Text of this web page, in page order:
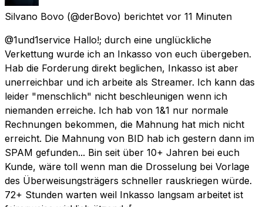
Silvano Bovo (@derBovo) berichtet vor 11 Minuten
@1und1service Hallo!; durch eine unglückliche
Verkettung wurde ich an Inkasso von euch übergeben.
Hab die Forderung direkt beglichen, Inkasso ist aber
unerreichbar und ich arbeite als Streamer. Ich kann das
leider "menschlich" nicht beschleunigen wenn ich
niemanden erreiche. Ich hab von 1&1 nur normale
Rechnungen bekommen, die Mahnung hat mich nicht
erreicht. Die Mahnung von BID hab ich gestern dann im
SPAM gefunden... Bin seit über 10+ Jahren bei euch
Kunde, wäre toll wenn man die Drosselung bei Vorlage
des Überweisungsträgers schneller rauskriegen würde.
72+ Stunden warten weil Inkasso langsam arbeitet ist